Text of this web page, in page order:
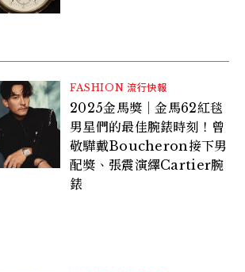
FASHION 流行快報
2025金馬獎｜金馬62紅毯
男星們的最佳腕錶時刻！曾
敬驊戴Boucheron接下男
配獎、張震演繹Cartier腕
錶